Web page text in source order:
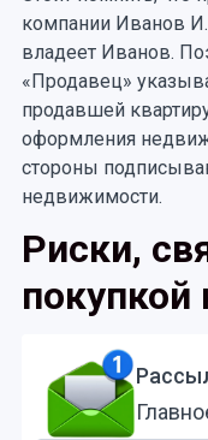
компании Иванов
владеет Иванов.
«Продавец»
продавшей
оформления
стороны
недвижимости.
Риски,